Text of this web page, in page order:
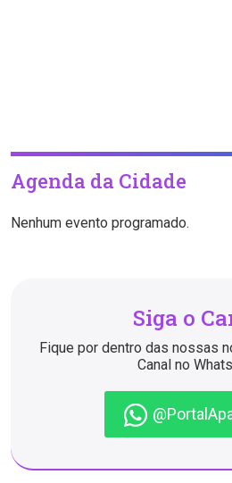
Agenda da Cidade
Nenhum evento programado.
Siga o
Fique por dentro das nossas
Canal no